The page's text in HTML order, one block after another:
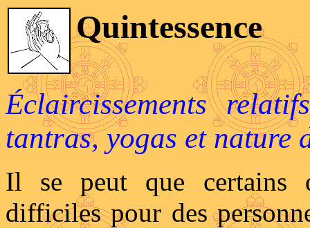
Quintessence
Éclaircissements
tantras, yogas et nature
Il se peut que certains
difficiles pour des